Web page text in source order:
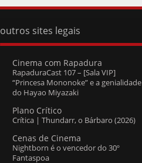
outros sites legais
Cinema com Rapadura
RapaduraCast 107 – [Sala VIP]
“Princesa Mononoke” e a genialidade
do Hayao Miyazaki
Plano Crítico
Crítica | Thundarr, o Bárbaro (2026)
Cenas de Cinema
Nightborn é o vencedor do 30º
Fantaspoa